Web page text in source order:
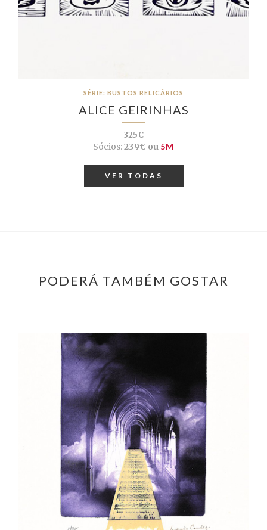
SÉRIE: BUSTOS RELICÁRIOS
ALICE GEIRINHAS
325€
Sócios:239€ ou 5M
VER TODAS
PODERÁ TAMBÉM GOSTAR